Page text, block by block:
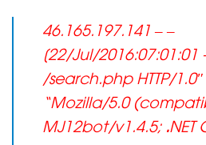
46.165.197.141 – –
[22/Jul/2016:07:01:01
/search.php HTTP/1.0″
“Mozilla/5.0
MJ12bot/v1.4.5; .NET